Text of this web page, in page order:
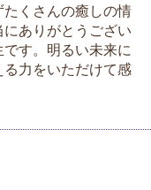
くさんの癒しの情
ありがとうござい
す。明るい未来に
力をいただけて感